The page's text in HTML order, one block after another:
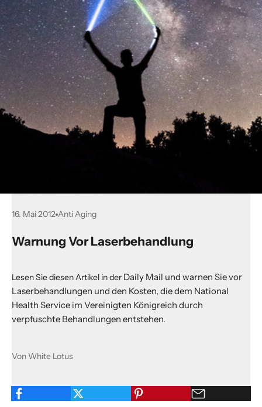
16. Mai 2012 Anti Aging
Warnung Vor Laserbehandlung
Lesen Sie diesen Artikel in der Daily Mail und warnen Sie vor
Laserbehandlungen und den Kosten, die dem National
Health Service im Vereinigten Königreich durch
verpfuschte Behandlungen entstehen.
Von White Lotus